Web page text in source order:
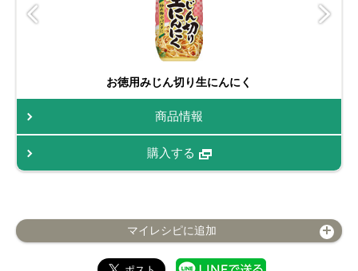
お徳用みじん切り生にんにく
商品情報
購入する
マイレシピに追加